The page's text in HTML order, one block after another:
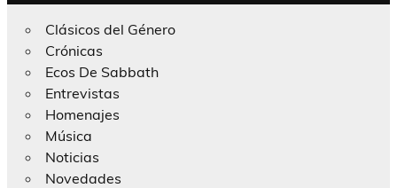
Clásicos del Género
Crónicas
Ecos De Sabbath
Entrevistas
Homenajes
Música
Noticias
Novedades